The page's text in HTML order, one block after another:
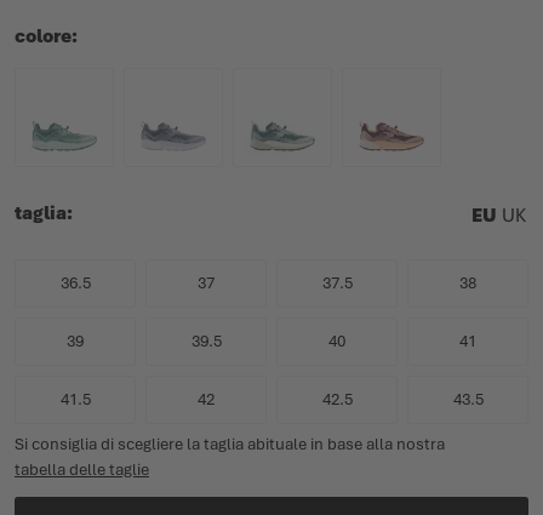
colore
taglia EU UK
36.5 37 37.5 38
39 39.5 40 41
41.5 42 42.5 43.5
Si consiglia di scegliere la taglia abituale in base alla nostra
tabella delle taglie